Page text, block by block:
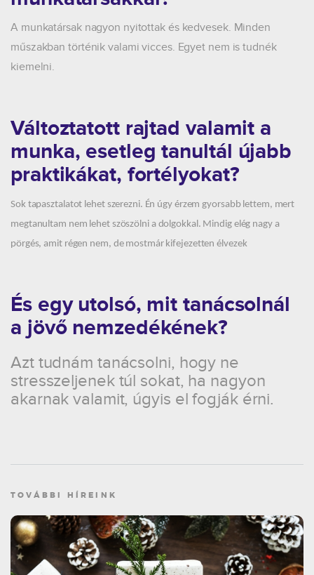
A munkatársak nagyon nyitottak és kedvesek. Minden
műszakban történik valami vicces. Egyet nem is tudnék
kiemelni.
Változtatott rajtad valamit a
munka, esetleg tanultál újabb
praktikákat, fortélyokat?
Sok tapasztalatot lehet szerezni. Én úgy érzem gyorsabb lettem, mert
megtanultam nem lehet szöszölni a dolgokkal. Mindig elég nagy a
pörgés, amit régen nem, de mostmár kifejezetten élvezek
És egy utolsó, mit tanácsolnál
a jövő nemzedékének?
Azt tudnám tanácsolni, hogy ne
stresszeljenek túl sokat, ha nagyon
akarnak valamit, úgyis el fogják érni.
TOVÁBBI HÍREINK